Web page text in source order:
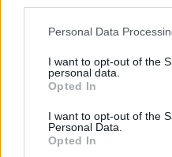
Please note that this
not limited to your visit or
grant or deny consent to
use your data for below
consent section.
Personal Data
I want to opt-out of the
personal data.
Opted In
I want to opt-out of the
Personal Data.
Opted In
HÁZAK, ENTERIŐRÖK -
Háromszobás
négyszobássá
meg 73 m²-en